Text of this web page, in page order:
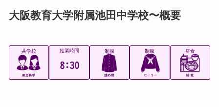
大阪教育大学附属池田中学校〜概要
共学校 始業時間 制服 制服 昼食